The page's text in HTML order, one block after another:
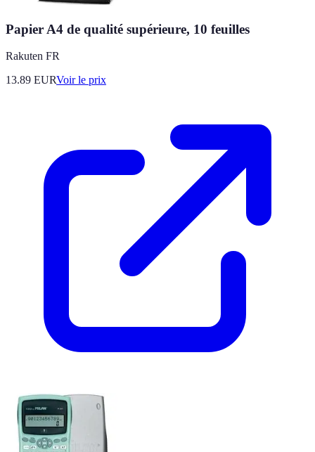
Papier A4 de qualité supérieure, 10 feuilles
Rakuten FR
13.89 EURVoir le prix